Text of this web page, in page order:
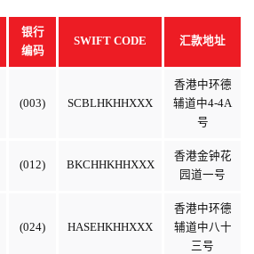
银行
编码
SWIFT CODE 汇款地址
(003) SCBLHKHHXXX
香港中环德
辅道中4-4A
号
(012) BKCHHKHHXXX
香港金钟花
园道一号
(024) HASEHKHHXXX
香港中环德
辅道中八十
三号